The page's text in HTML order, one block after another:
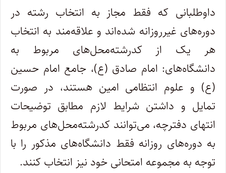
داوطلبانی که فقط مجاز به انتخاب رشته در
دوره‌های غیرروزانه شده‌اند و علاقه‌مند به انتخاب
هر یک از کدرشته‌محل‌های مربوط به
دانشگاه‌های: امام صادق (ع)، جامع امام حسین
(ع) و علوم انتظامی امین هستند، در صورت
تمایل و داشتن شرایط لازم مطابق توضیحات
انتهای دفترچه، می‌توانند کدرشته‌محل‌های مربوط
به دوره‌های روزانه فقط دانشگاه‌های مذکور را با
توجه به مجموعه امتحانی خود نیز انتخاب کنند.